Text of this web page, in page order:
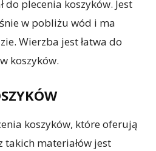
plecenia koszyków. Jest
w pobliżu wód i ma
Wierzba jest łatwa do
koszyków.
koszyków, które oferują
takich materiałów jest